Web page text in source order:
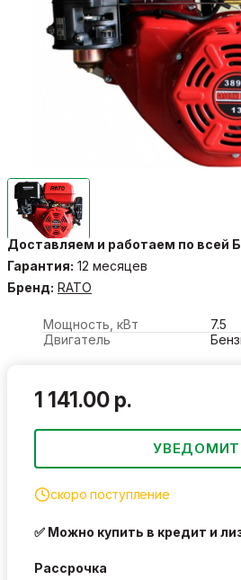
Доставляем и работаем по всей
Гарантия: 12 месяцев
Бренд: RATO
Мощность, кВт
7.5
Двигатель
1 141.00 р.
скоро поступление
✅ Можно купить в кредит и
Рассрочка